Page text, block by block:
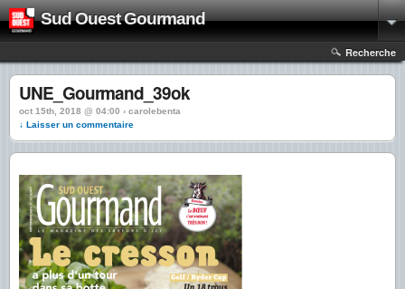
Sud Ouest Gourmand
Recherche
UNE_Gourmand_39ok
oct 15th, 2018 @ 04:00 › carolebenta
↓ Laisser un commentaire